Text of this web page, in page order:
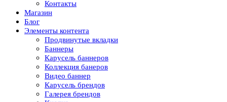
Контакты
Магазин
Блог
Элементы контента
Продвинутые вкладки
Баннеры
Карусель баннеров
Коллекция банеров
Видео баннер
Карусель брендов
Галерея брендов